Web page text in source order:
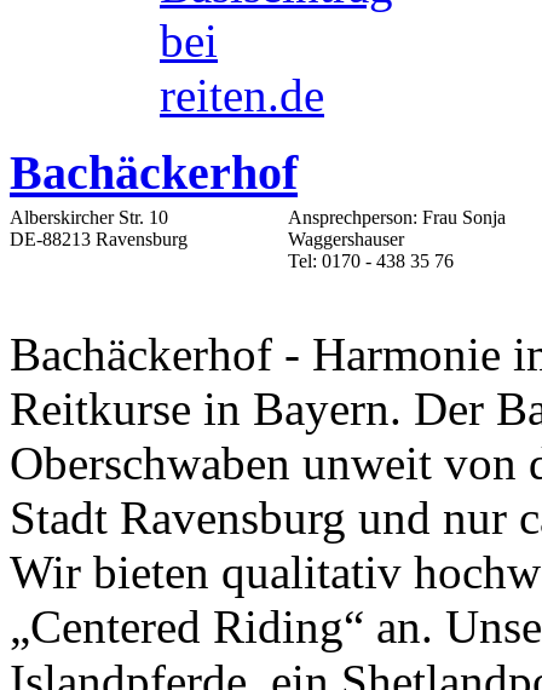
Bachäckerhof
Alberskircher Str. 10
DE-88213 Ravensburg
Ansprechperson: Frau Sonja
Waggershauser
Tel: 0170 - 438 35 76
Bachäckerhof - Harmonie
Reitkurse in Bayern. Der
Oberschwaben unweit von
Stadt Ravensburg und nur
Wir bieten qualitativ
„Centered Riding“ an.